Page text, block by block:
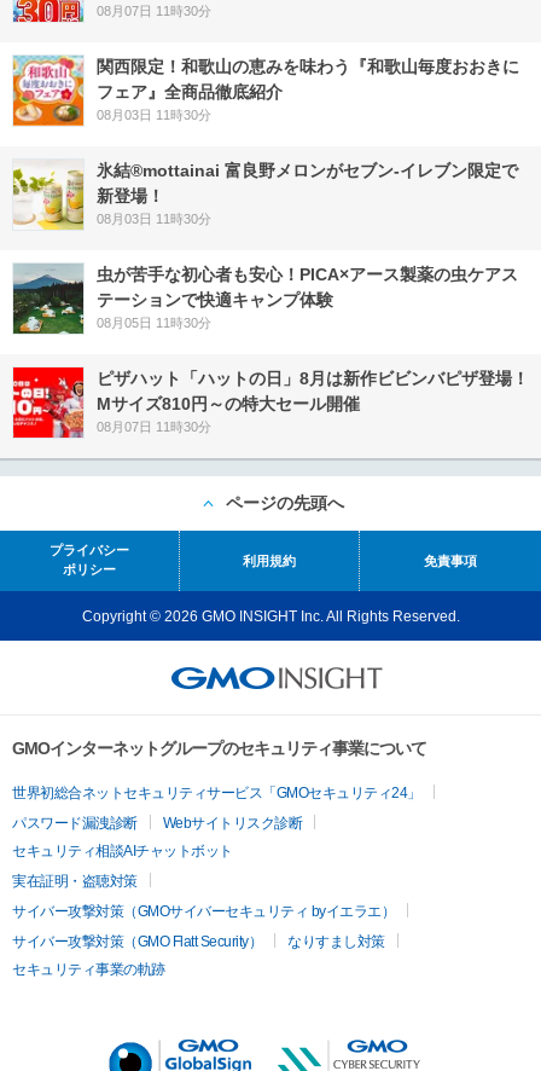
08月07日 11時30分
関西限定！和歌山の恵みを味わう『和歌山毎度おおきに
フェア』全商品徹底紹介
08月03日 11時30分
氷結®mottainai 富良野メロンがセブン‐イレブン限定で
新登場！
08月03日 11時30分
虫が苦手な初心者も安心！PICA×アース製薬の虫ケアス
テーションで快適キャンプ体験
08月05日 11時30分
ピザハット「ハットの日」8月は新作ビビンバピザ登場！
Mサイズ810円～の特大セール開催
08月07日 11時30分
ページの先頭へ
プライバシー
ポリシー
利用規約 免責事項
Copyright © 2026 GMO INSIGHT Inc. All Rights Reserved.
GMOインターネットグループのセキュリティ事業について
世界初総合ネットセキュリティサービス「GMOセキュリティ24」
パスワード漏洩診断
Webサイトリスク診断
セキュリティ相談AIチャットボット
実在証明・盗聴対策
サイバー攻撃対策（GMOサイバーセキュリティ byイエラエ）
サイバー攻撃対策（GMO Flatt Security）
なりすまし対策
セキュリティ事業の軌跡